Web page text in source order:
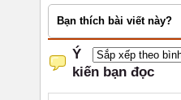
Bạn thích bài viết này?